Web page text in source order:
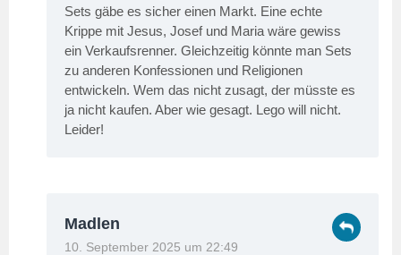
Sets gäbe es sicher einen Markt. Eine echte
Krippe mit Jesus, Josef und Maria wäre gewiss
ein Verkaufsrenner. Gleichzeitig könnte man Sets
zu anderen Konfessionen und Religionen
entwickeln. Wem das nicht zusagt, der müsste es
ja nicht kaufen. Aber wie gesagt. Lego will nicht.
Leider!
Madlen
10. September 2025 um 22:49